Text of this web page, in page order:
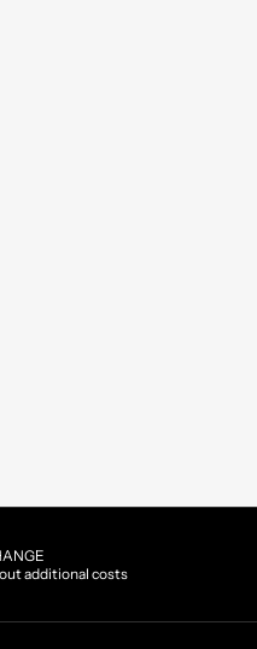
additional costs